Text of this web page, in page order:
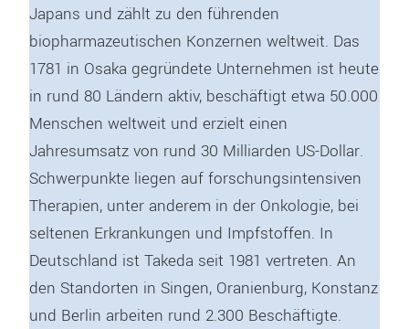
Japans und zählt zu den führenden
biopharmazeutischen Konzernen weltweit. Das
1781 in Osaka gegründete Unternehmen ist heute
in rund 80 Ländern aktiv, beschäftigt etwa 50.000
Menschen weltweit und erzielt einen
Jahresumsatz von rund 30 Milliarden US-Dollar.
Schwerpunkte liegen auf forschungsintensiven
Therapien, unter anderem in der Onkologie, bei
seltenen Erkrankungen und Impfstoffen. In
Deutschland ist Takeda seit 1981 vertreten. An
den Standorten in Singen, Oranienburg, Konstanz
und Berlin arbeiten rund 2.300 Beschäftigte.